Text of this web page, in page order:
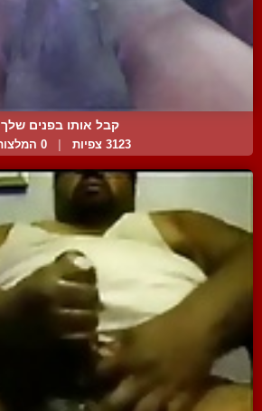
קבל אותו בפנים שלך
3123 צפיות 0 המלצות